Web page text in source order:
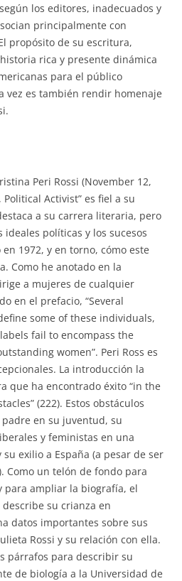
los editores, inadecuados y
principalmente con
propósito de su escritura,
rica y presente dinámica
para el público
vez es también rendir homenaje
Peri Rossi (November 12,
Activist” es fiel a su
a su carrera literaria, pero
políticas y los sucesos
1972, y en torno, cómo este
Como he anotado en la
a mujeres de cualquier
en el prefacio, “Several
some of these individuals,
fail to encompass the
women”. Peri Ross es
La introducción la
que ha encontrado éxito “in the
(222). Estos obstáculos
en su juventud, su
y feministas en una
exilio a España (a pesar de ser
Como un telón de fondo para
para ampliar la biografía, el
su crianza en
datos importantes sobre sus
Rossi y su relación con ella.
párrafos para describir su
de biología a la Universidad de